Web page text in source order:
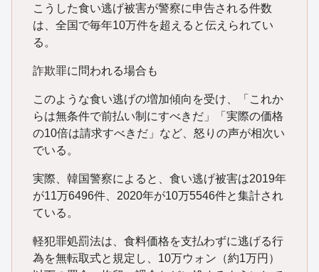
こうした食い逃げ被害が警察に申告される件数
は、全国で毎年10万件を超えると伝えられてい
る。
詐欺罪に問われる場合も
このような食い逃げの増加傾向を受け、「これか
らは無条件で前払い制にすべきだ」「実際の価格
の10倍は請求すべきだ」など、怒りの声が相次い
でいる。
実際、韓国警察によると、食い逃げ被害は2019年
が11万6496件、2020年が10万5546件と集計され
ている。
軽犯罪処罰法は、食料価格を支払わずに逃げる行
為を無転取式と規定し、10万ウォン（約1万円）